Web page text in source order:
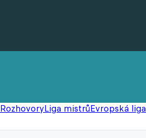
RozhovoryLiga mistrůEvropská liga